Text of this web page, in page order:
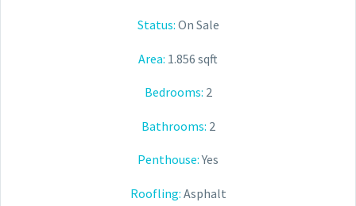
Status: On Sale
Area: 1.856 sqft
Bedrooms: 2
Bathrooms: 2
Penthouse:Yes
Roofling: Asphalt